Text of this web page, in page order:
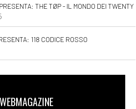
stinto, di Maury
morta, di Andrea
THE TØP - IL MONDO DEI TWENTY
118 CODICE ROSSO
WEBMAGAZINE